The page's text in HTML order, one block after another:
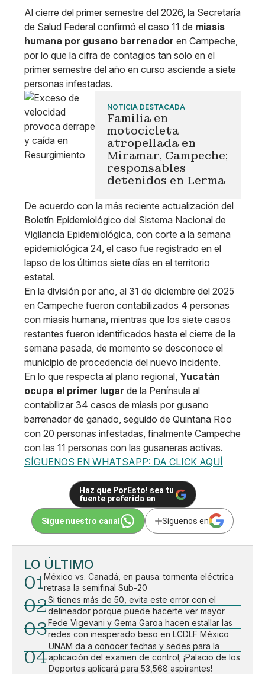
Al cierre del primer semestre del 2026, la Secretaría
de Salud Federal confirmó el caso 11 de miasis
humana por gusano barrenador en Campeche,
por lo que la cifra de contagios tan solo en el
primer semestre del año en curso asciende a siete
personas infestadas.
NOTICIA DESTACADA
Familia en
motocicleta
atropellada en
Miramar, Campeche;
responsables
detenidos en Lerma
De acuerdo con la más reciente actualización del
Boletín Epidemiológico del Sistema Nacional de
Vigilancia Epidemiológica, con corte a la semana
epidemiológica 24, el caso fue registrado en el
lapso de los últimos siete días en el territorio
estatal.
En la división por año, al 31 de diciembre del 2025
en Campeche fueron contabilizados 4 personas
con miasis humana, mientras que los siete casos
restantes fueron identificados hasta el cierre de la
semana pasada, de momento se desconoce el
municipio de procedencia del nuevo incidente.
En lo que respecta al plano regional, Yucatán
ocupa el primer lugar de la Península al
contabilizar 34 casos de miasis por gusano
barrenador de ganado, seguido de Quintana Roo
con 20 personas infestadas, finalmente Campeche
con las 11 personas con las gusaneras activas.
SÍGUENOS EN WHATSAPP: DA CLICK AQUÍ
Haz que PorEsto! sea tu
fuente preferida en
Sigue nuestro canal Síguenos en
LO ÚLTIMO
01México vs. Canadá, en pausa: tormenta eléctrica
retrasa la semifinal Sub-20
02Si tienes más de 50, evita este error con el
delineador porque puede hacerte ver mayor
03Fede Vigevani y Gema Garoa hacen estallar las
redes con inesperado beso en LCDLF México
04
UNAM da a conocer fechas y sedes para la
aplicación del examen de control; ¡Palacio de los
Deportes aplicará para 53,568 aspirantes!